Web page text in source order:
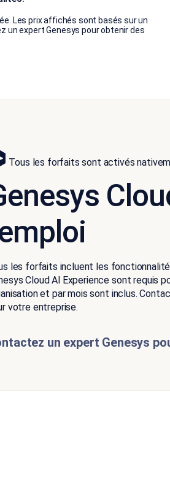
Les prix affichés sont basés sur un
un expert Genesys pour obtenir des
Tous les forfaits sont activés
les forfaits incluent les
Cloud Al Experience sont requis
et par mois sont inclus.
votre entreprise.
un expert Genesys